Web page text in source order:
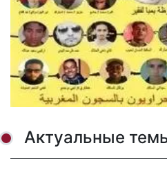
Актуальные